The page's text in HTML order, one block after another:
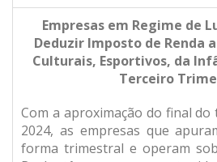
Empresas em Regime de
Deduzir Imposto de Renda
Culturais, Esportivos, da
Terceiro
Com a aproximação do final
2024, as empresas que
forma trimestral e operam